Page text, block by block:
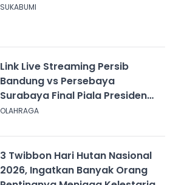
SUKABUMI
Link Live Streaming Persib
Bandung vs Persebaya
Surabaya Final Piala Presiden
2026, Kick-off Pukul 20.00 WIB
OLAHRAGA
3 Twibbon Hari Hutan Nasional
2026, Ingatkan Banyak Orang